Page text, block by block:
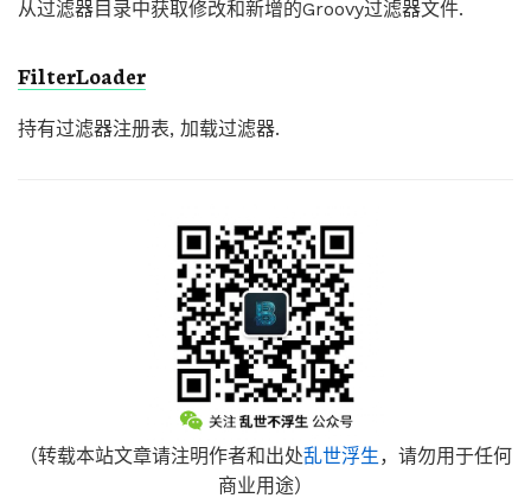
从过滤器目录中获取修改和新增的Groovy过滤器文件.
FilterLoader
持有过滤器注册表, 加载过滤器.
（转载本站文章请注明作者和出处乱世浮生，请勿用于任何
商业用途）